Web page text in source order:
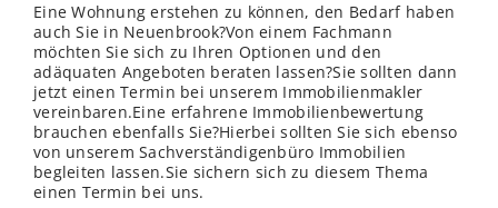
Eine Wohnung erstehen zu können, den Bedarf haben
auch Sie in Neuenbrook?Von einem Fachmann
möchten Sie sich zu Ihren Optionen und den
adäquaten Angeboten beraten lassen?Sie sollten dann
jetzt einen Termin bei unserem Immobilienmakler
vereinbaren.Eine erfahrene Immobilienbewertung
brauchen ebenfalls Sie?Hierbei sollten Sie sich ebenso
von unserem Sachverständigenbüro Immobilien
begleiten lassen.Sie sichern sich zu diesem Thema
einen Termin bei uns.